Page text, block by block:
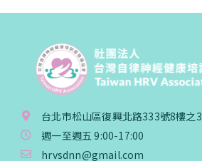
台北市松山區復興北路333號8樓之3
週一至週五 9:00-17:00
hrvsdnn@gmail.com